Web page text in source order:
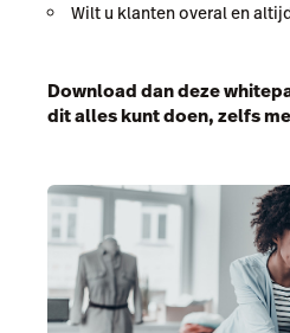
Wilt u klanten overal en
Download dan deze
dit alles kunt doen, zelfs